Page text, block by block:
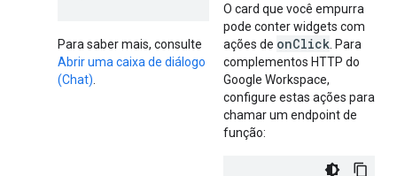
Para saber mais, consulte
Abrir uma caixa de diálogo
(Chat)
O card que você empurra
pode conter widgets com
ações de onClick . Para
complementos HTTP do
Google Workspace,
configure estas ações para
chamar um endpoint de
função: